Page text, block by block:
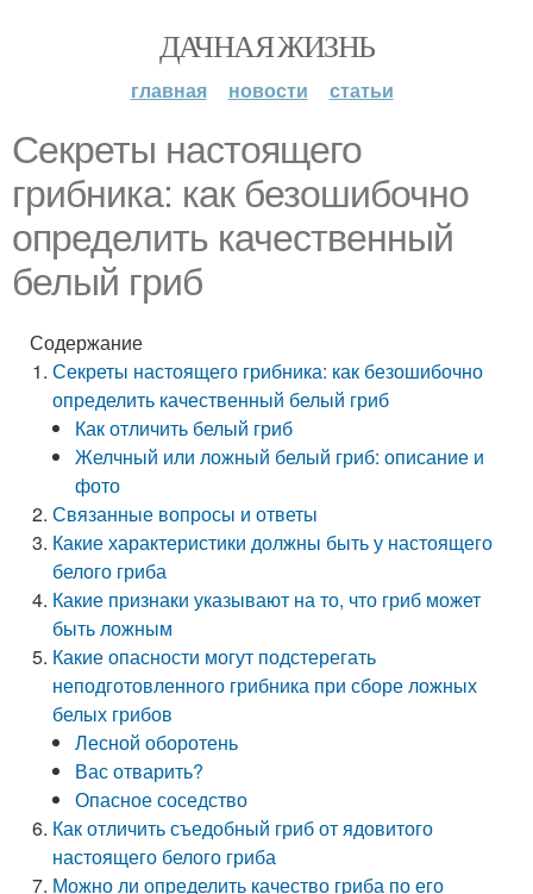
ДАЧНАЯ ЖИЗНЬ
главная новости статьи
Секреты настоящего
грибника: как безошибочно
определить качественный
белый гриб
Содержание
Секреты настоящего грибника: как безошибочно
определить качественный белый гриб
Как отличить белый гриб
Желчный или ложный белый гриб: описание и
фото
Связанные вопросы и ответы
Какие характеристики должны быть у настоящего
белого гриба
Какие признаки указывают на то, что гриб может
быть ложным
Какие опасности могут подстерегать
неподготовленного грибника при сборе ложных
белых грибов
Лесной оборотень
Вас отварить?
Опасное соседство
Как отличить съедобный гриб от ядовитого
настоящего белого гриба
Можно ли определить качество гриба по его